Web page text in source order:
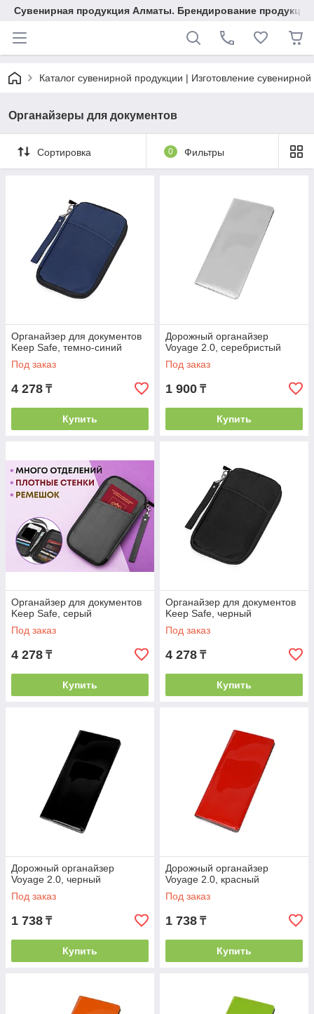
Сувенирная продукция Алматы. Брендирование
Каталог сувенирной продукции | Изготовление
Органайзеры для документов
Сортировка 0 Фильтры
Органайзер для документов
Keep Safe, темно-синий
Под заказ
4 278 ₸
Купить
Дорожный органайзер
Voyage 2.0, серебристый
Под заказ
1 900 ₸
Купить
Органайзер для документов
Keep Safe, серый
Под заказ
4 278 ₸
Купить
Органайзер для документов
Keep Safe, черный
Под заказ
4 278 ₸
Купить
Дорожный органайзер
Voyage 2.0, черный
Под заказ
1 738 ₸
Купить
Дорожный органайзер
Voyage 2.0, красный
Под заказ
1 738 ₸
Купить